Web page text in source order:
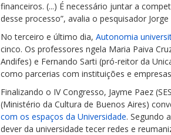
financeiros. (...) É necessário juntar a
desse processo”, avalia o pesquisador Jorge
No terceiro e último dia, Autonomia
cinco. Os professores ngela Maria Paiva
Andifes) e Fernando Sarti (pró-reitor da
como parcerias com instituições e
Finalizando o IV Congresso, Jayme Paez
(Ministério da Cultura de Buenos Aires)
com os espaços da Universidade. Segundo
dever da universidade tecer redes e